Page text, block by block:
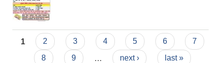
Pages
1 2 3 4 5 6
7
8
9 next › last »